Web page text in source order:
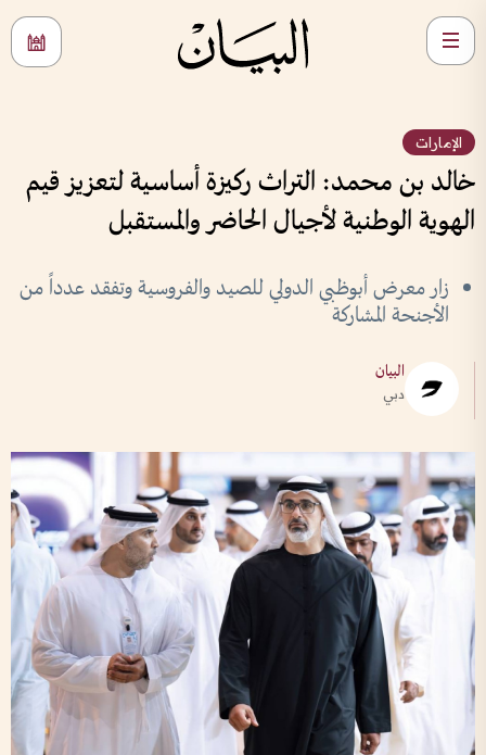
الإمارات
خالد بن محمد: التراث ركيزة أساسية لتعزيز قيم
الهوية الوطنية لأجيال الحاضر والمستقبل
زار معرض أبوظبي الدولي للصيد والفروسية وتفقد عدداً من
الأجنحة المشاركة
البيان
دبي